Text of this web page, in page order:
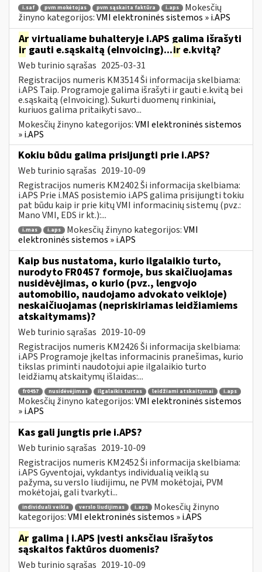
i.saf pvm mokėtojas pvm sąskaita faktūra i.aps
Mokesčių
žinyno kategorijos:VMI elektroninės sistemos » i.APS
Ar virtualiame buhalteryje i.APS galima išrašyti
irgauti e.sąskaitą (eInvoicing)...ir e.kvitą?
Web turinio sąrašas 2025-03-31
Registracijos numeris KM3514 Ši informacija skelbiama:
i.APS Taip. Programoje galima išrašyti ir gauti e.kvitą bei
e.sąskaitą (eInvoicing). Sukurti duomenų rinkiniai,
kuriuos galima pritaikyti savo...
Mokesčių žinyno kategorijos:VMI elektroninės sistemos
» i.APS
Kokiu būdu galima prisijungti prie i.APS?
Web turinio sąrašas 2019-10-09
Registracijos numeris KM2402 Ši informacija skelbiama:
i.APS Prie i.MAS posistemio i.APS galima prisijungti tokiu
pat būdu kaip ir prie kitų VMI informacinių sistemų (pvz.:
Mano VMI, EDS ir kt.):...
i.mas i.aps Mokesčių žinyno kategorijos:VMI
elektroninės sistemos » i.APS
Kaip bus nustatoma, kurio ilgalaikio turto,
nurodyto FR0457 formoje, bus skaičiuojamas
nusidėvėjimas, o kurio (pvz., lengvojo
automobilio, naudojamo advokato veikloje)
neskaičiuojamas (nepriskiriamas leidžiamiems
atskaitymams)?
Web turinio sąrašas 2019-10-09
Registracijos numeris KM2426 Ši informacija skelbiama:
i.APS Programoje įkeltas informacinis pranešimas, kurio
tikslas priminti naudotojui apie ilgalaikio turto
leidžiamų atskaitymų išlaidas:...
fr0457 nusidėvėjimas ilgalaikis turtas leidžiami atskaitymai i.aps
Mokesčių žinyno kategorijos:VMI elektroninės sistemos
» i.APS
Kas gali jungtis prie i.APS?
Web turinio sąrašas 2019-10-09
Registracijos numeris KM2452 Ši informacija skelbiama:
i.APS Gyventojai, vykdantys individualią veiklą su
pažyma, su verslo liudijimu, ne PVM mokėtojai, PVM
mokėtojai, gali tvarkyti...
individuali veikla verslo liudijimas i.aps
Mokesčių žinyno
kategorijos:VMI elektroninės sistemos » i.APS
Ar galima į i.APS įvesti anksčiau išrašytos
sąskaitos faktūros duomenis?
Web turinio sąrašas 2019-10-09